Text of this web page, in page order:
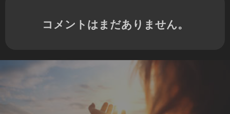
コメントはまだありません。